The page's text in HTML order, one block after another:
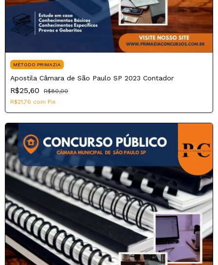
MÉTODO PRIMAZIA
Apostila Câmara de São Paulo SP 2023 Contador
R$25,60
R$80,00
R$21,76 com Pix